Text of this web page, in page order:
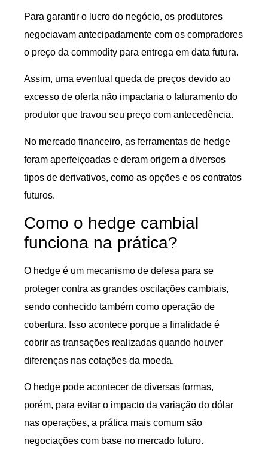
Para garantir o lucro do negócio, os produtores
negociavam antecipadamente com os compradores
o preço da commodity para entrega em data futura.
Assim, uma eventual queda de preços devido ao
excesso de oferta não impactaria o faturamento do
produtor que travou seu preço com antecedência.
No mercado financeiro, as ferramentas de hedge
foram aperfeiçoadas e deram origem a diversos
tipos de derivativos, como as opções e os contratos
futuros.
Como o hedge cambial
funciona na prática?
O hedge é um mecanismo de defesa para se
proteger contra as grandes oscilações cambiais,
sendo conhecido também como operação de
cobertura. Isso acontece porque a finalidade é
cobrir as transações realizadas quando houver
diferenças nas cotações da moeda.
O hedge pode acontecer de diversas formas,
porém, para evitar o impacto da variação do dólar
nas operações, a prática mais comum são
negociações com base no mercado futuro.